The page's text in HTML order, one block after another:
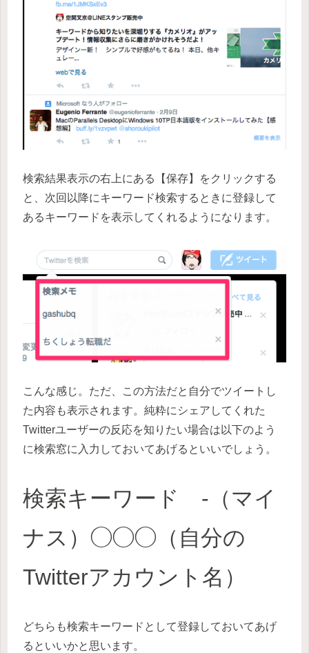
検索結果表示の右上にある【保存】をクリックする
と、次回以降にキーワード検索するときに登録して
あるキーワードを表示してくれるようになります。
こんな感じ。ただ、この方法だと自分でツイートし
た内容も表示されます。純粋にシェアしてくれた
Twitterユーザーの反応を知りたい場合は以下のよう
に検索窓に入力しておいてあげるといいでしょう。
検索キーワード -（マイ
ナス）◯◯◯（自分の
Twitterアカウント名）
どちらも検索キーワードとして登録しておいてあげ
るといいかと思います。